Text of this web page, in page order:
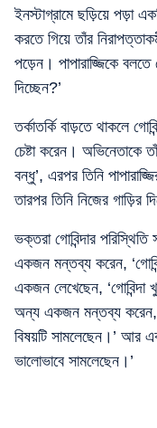
ইনস্টাগ্রামে ছড়িয়ে পড়া
করতে গিয়ে তাঁর
পড়েন। পাপারাজ্জিকে
দিচ্ছেন?’
তর্কাতর্কি বাড়তে থাকলে
চেষ্টা করেন। অভিনেতাকে
বন্ধু’, এরপর তিনি
তারপর তিনি নিজের গাড়ির
ভক্তরা গোবিন্দার
একজন মন্তব্য করেন,
একজন লেখেছেন,
অন্য একজন মন্তব্য করেন,
বিষয়টি সামলেছেন।’ আর
ভালোভাবে সামলেছেন।’